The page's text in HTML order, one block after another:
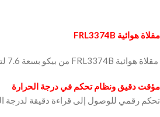
مقلاة هوائية FRL3374B
مؤقت دقيق ونظام تحكم في درجة الحرارة
تحكم رقمي للوصول إلى قراءة دقيقة لدرجة الحرارة تصل إلى 200 درجة مئوية ومؤقت زمني لمدة 60 دقيقة يُناسب